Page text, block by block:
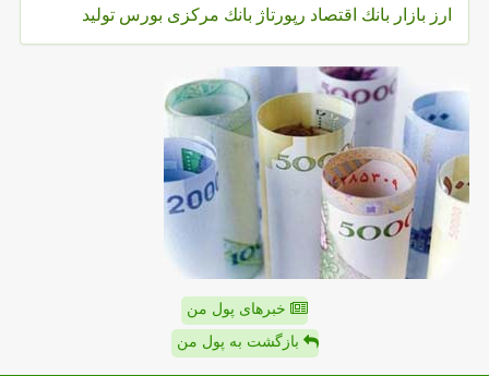
ارز بازار بانك اقتصاد رپورتاژ بانك مركزی بورس تولید
خبرهای پول من
بازگشت به پول من